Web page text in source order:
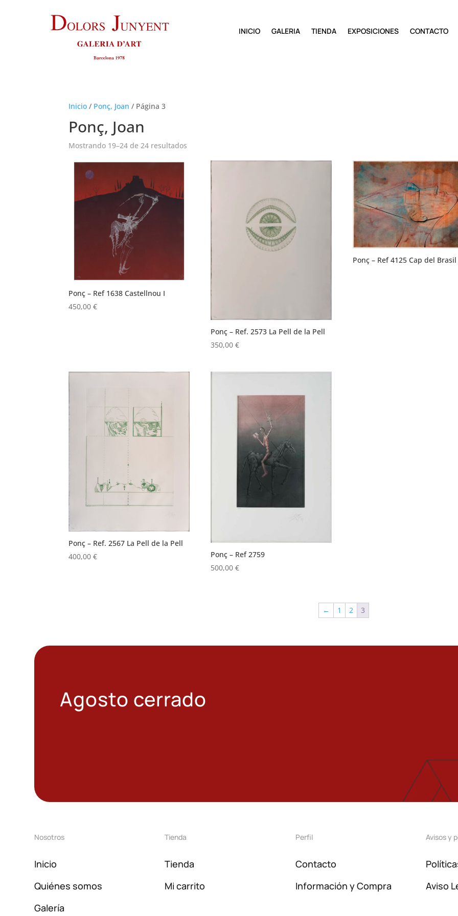
INICIO GALERIA TIENDA EXPOSICIONES CONTACTO
Inicio / Ponç, Joan / Página 3
Ponç, Joan
Mostrando 19–24 de 24 resultados
Ponç – Ref 1638 Castellnou I
450,00€
Ponç – Ref. 2573 La Pell de la Pell
350,00€
Ponç – Ref 4125 Cap del Brasil
Ponç – Ref. 2567 La Pell de la Pell
400,00€
Ponç – Ref 2759
500,00€
← 1 2 3
Agosto cerrado
Nosotros
Inicio
Quiénes somos
Galería
Tienda
Tienda
Mi carrito
Perfil
Contacto
Información y Compra
Avisos y
Aviso